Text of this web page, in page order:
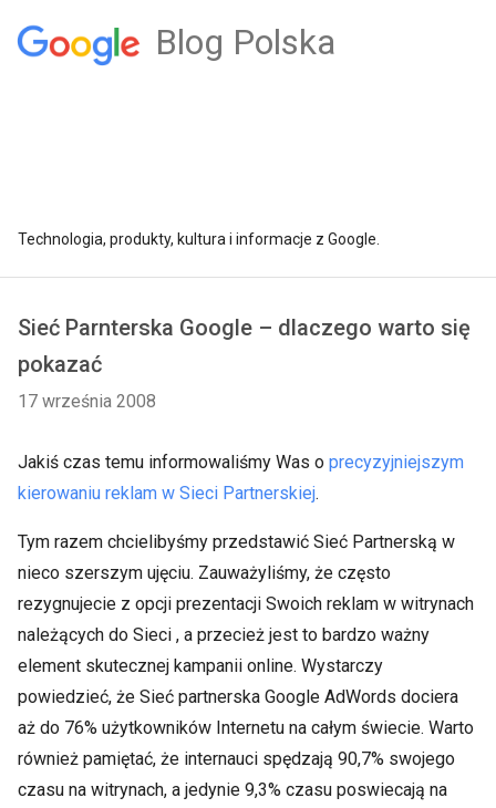
Blog Polska
Technologia, produkty, kultura i informacje z Google.
Sieć Parnterska Google – dlaczego warto się
pokazać
17 września 2008
Jakiś czas temu informowaliśmy Was o precyzyjniejszym
kierowaniu reklam w Sieci Partnerskiej.
Tym razem chcielibyśmy przedstawić Sieć Partnerską w
nieco szerszym ujęciu. Zauważyliśmy, że często
rezygnujecie z opcji prezentacji Swoich reklam w witrynach
należących do Sieci , a przecież jest to bardzo ważny
element skutecznej kampanii online. Wystarczy
powiedzieć, że Sieć partnerska Google AdWords dociera
aż do 76% użytkowników Internetu na całym świecie. Warto
również pamiętać, że internauci spędzają 90,7% swojego
czasu na witrynach, a jedynie 9,3% czasu poswiecają na